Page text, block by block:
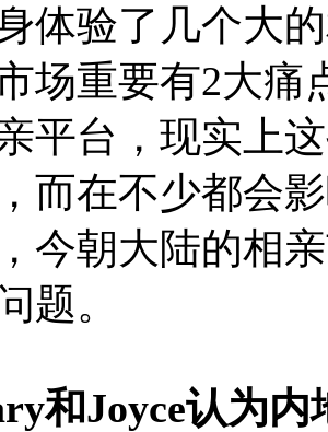
体验了几个大
场重要有2大痛
平台，现实上
而在不少都会
今朝大陆的相
题。
和Joyce认为